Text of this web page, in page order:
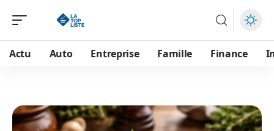
Actu Auto Entreprise Famille Finance